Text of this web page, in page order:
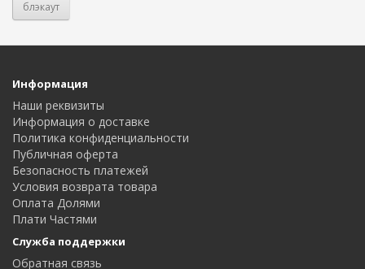
блэкаут
Информация
Наши реквизиты
Информация о доставке
Политика конфиденциальности
Публичная оферта
Безопасность платежей
Условия возврата товара
Оплата Долями
Плати Частями
Служба поддержки
Обратная связь